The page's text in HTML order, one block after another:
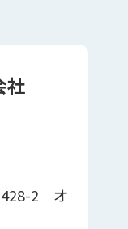
社
428-2 オ